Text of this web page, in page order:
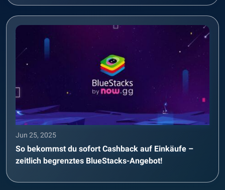
Jun 25, 2025
So bekommst du sofort Cashback auf Einkäufe –
zeitlich begrenztes BlueStacks-Angebot!